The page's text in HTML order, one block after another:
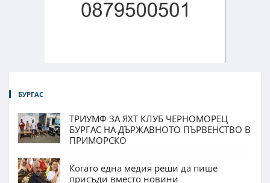
БУРГАС
ТРИУМФ ЗА ЯХТ КЛУБ ЧЕРНОМОРЕЦ
БУРГАС НА ДЪРЖАВНОТО ПЪРВЕНСТВО В
ПРИМОРСКО
Когато една медия реши да пише
присъди вместо новини